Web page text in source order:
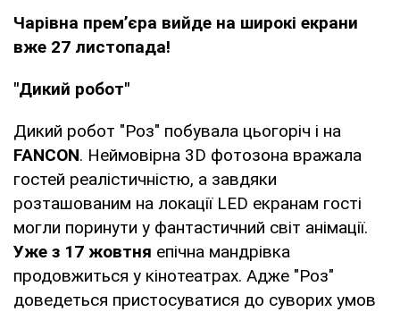
Чарівна прем’єра вийде на широкі екрани
вже 27 листопада!
"Дикий робот"
Дикий робот "Роз" побувала цьогоріч і на
FANCON. Неймовірна 3D фотозона вражала
гостей реалістичністю, а завдяки
розташованим на локації LED екранам гості
могли поринути у фантастичний світ анімації.
Уже з 17 жовтня епічна мандрівка
продовжиться у кінотеатрах. Адже "Роз"
доведеться пристосуватися до суворих умов